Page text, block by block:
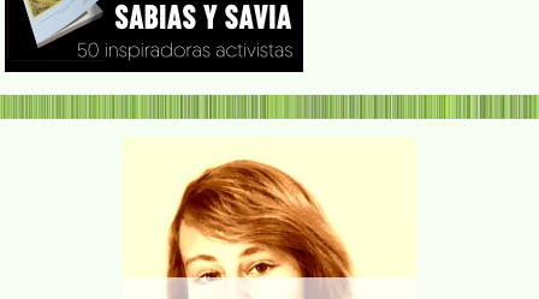
Carmen Abela y Espinosa
de los Monteros maestra